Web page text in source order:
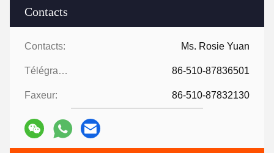
Contacts
Contacts: Ms. Rosie Yuan
Télégramme: 86-510-87836501
Faxeur: 86-510-87832130